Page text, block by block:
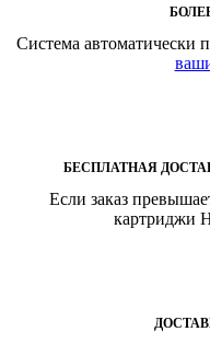
Система автоматически
БЕСПЛАТНАЯ
Если заказ
картриджи